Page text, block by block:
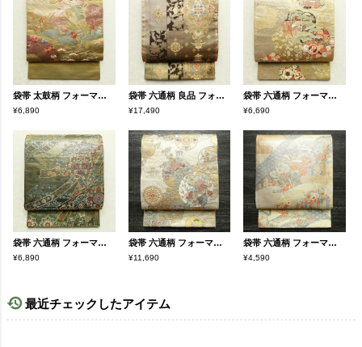
袋帯 太鼓柄 フォーマル用 正絹 古典柄 箔 刺繍 金糸 帯 扇子 松 黄・黄土色
¥6,890
袋帯 六通柄 良品 フォーマル用 正絹 幾何学柄・抽象柄 箔 金糸 帯 金・銀
¥17,490
袋帯 六通柄 フォーマル用 正絹 古典柄 箔 金糸 帯 金・銀
¥6,690
袋帯 六通柄 フォーマル用 正絹 古典柄 金・銀
¥6,890
袋帯 六通柄 フォーマル用 正絹 古典柄 箔 金糸 帯 クリーム
¥11,690
袋帯 六通柄 フォーマル用 正絹 古典柄 箔 金糸 帯 金・銀
¥4,590
最近チェックしたアイテム